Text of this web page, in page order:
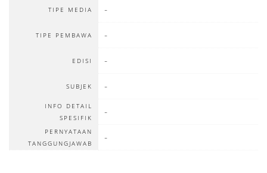
TIPE MEDIA -
TIPE PEMBAWA -
EDISI -
SUBJEK -
INFO DETAIL
SPESIFIK
-
PERNYATAAN
TANGGUNGJAWAB
-